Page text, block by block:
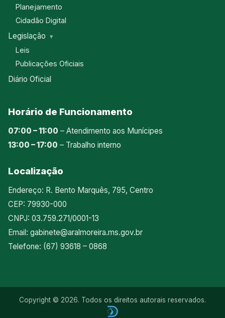
Planejamento
Cidadão Digital
Legislação
Leis
Publicações Oficiais
Diário Oficial
Horário de Funcionamento
07:00 – 11:00 – Atendimento aos Munícipes
13:00 – 17:00 – Trabalho interno
Localização
Endereço: R. Bento Marquês, 795, Centro
CEP: 79930-000
CNPJ: 03.759.271/0001-13
Email: gabinete@aralmoreira.ms.gov.br
Telefone: (67) 93618 – 0868
Copyright © 2026. Todos os direitos autorais reservados.